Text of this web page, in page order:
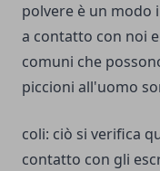
polvere è un modo
a contatto con noi
comuni che
piccioni all'uomo
coli: ciò si verifica
contatto con gli